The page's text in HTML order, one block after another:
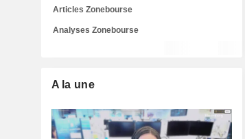
Articles Zonebourse
Analyses Zonebourse
A la une